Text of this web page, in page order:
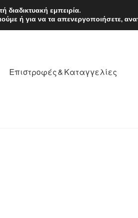
Δευτέρα-Παρ.
Επιστροφές & Καταγγελίες
εμπειρία.
ή για να τα απενεργοποιήσετε,